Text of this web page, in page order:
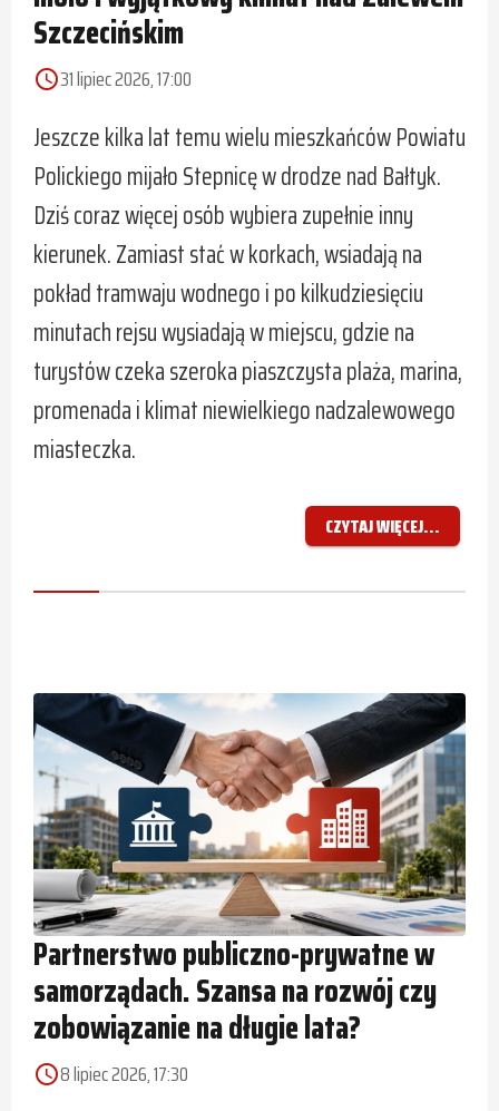
Szczecińskim
access_time31 lipiec 2026, 17:00
Jeszcze kilka lat temu wielu mieszkańców Powiatu
Polickiego mijało Stepnicę w drodze nad Bałtyk.
Dziś coraz więcej osób wybiera zupełnie inny
kierunek. Zamiast stać w korkach, wsiadają na
pokład tramwaju wodnego i po kilkudziesięciu
minutach rejsu wysiadają w miejscu, gdzie na
turystów czeka szeroka piaszczysta plaża, marina,
promenada i klimat niewielkiego nadzalewowego
miasteczka.
CZYTAJ WIĘCEJ...
Partnerstwo publiczno-prywatne w
samorządach. Szansa na rozwój czy
zobowiązanie na długie lata?
access_time8 lipiec 2026, 17:30